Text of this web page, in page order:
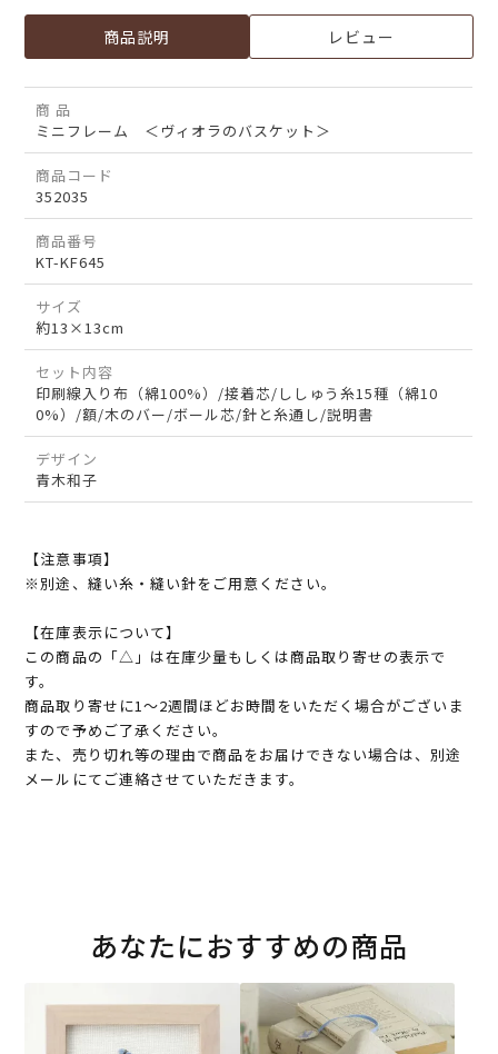
商品説明 レビュー
商 品
ミニフレーム ＜ヴィオラのバスケット＞
商品コード
352035
商品番号
KT-KF645
サイズ
約13×13cm
セット内容
印刷線入り布（綿100%）/接着芯/ししゅう糸15種（綿10
0%）/額/木のバー/ボール芯/針と糸通し/説明書
デザイン
青木和子
【注意事項】
※別途、縫い糸・縫い針をご用意ください。
【在庫表示について】
この商品の「△」は在庫少量もしくは商品取り寄せの表示で
す。
商品取り寄せに1～2週間ほどお時間をいただく場合がございま
すので予めご了承ください。
また、売り切れ等の理由で商品をお届けできない場合は、別途
メールにてご連絡させていただきます。
あなたにおすすめの商品